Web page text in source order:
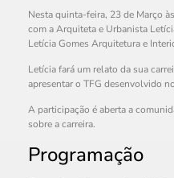
Nesta quinta-feira, 23 de Março
com a Arquiteta e Urbanista
Letícia Gomes Arquitetura e
Letícia fará um relato da sua
apresentar o TFG desenvolvido
A participação é aberta a
sobre a carreira.
Programação